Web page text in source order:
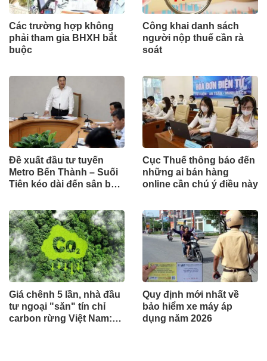
Các trường hợp không
phải tham gia BHXH bắt
buộc
Công khai danh sách
người nộp thuế cần rà
soát
Đề xuất đầu tư tuyến
Metro Bến Thành – Suối
Tiên kéo dài đến sân bay
thức công trình cấp bách
Cục Thuế thông báo đến
những ai bán hàng
online cần chú ý điều này
Giá chênh 5 lần, nhà đầu
tư ngoại "săn" tín chỉ
carbon rừng Việt Nam:
Quy định mới nhất về
bảo hiểm xe máy áp
dụng năm 2026